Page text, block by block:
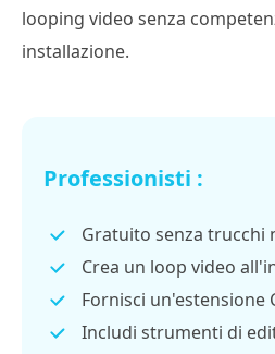
looping video senza
installazione.
Professionisti :
Gratuito senza trucchi
Crea un loop video
Fornisci un'estensione
Includi strumenti di